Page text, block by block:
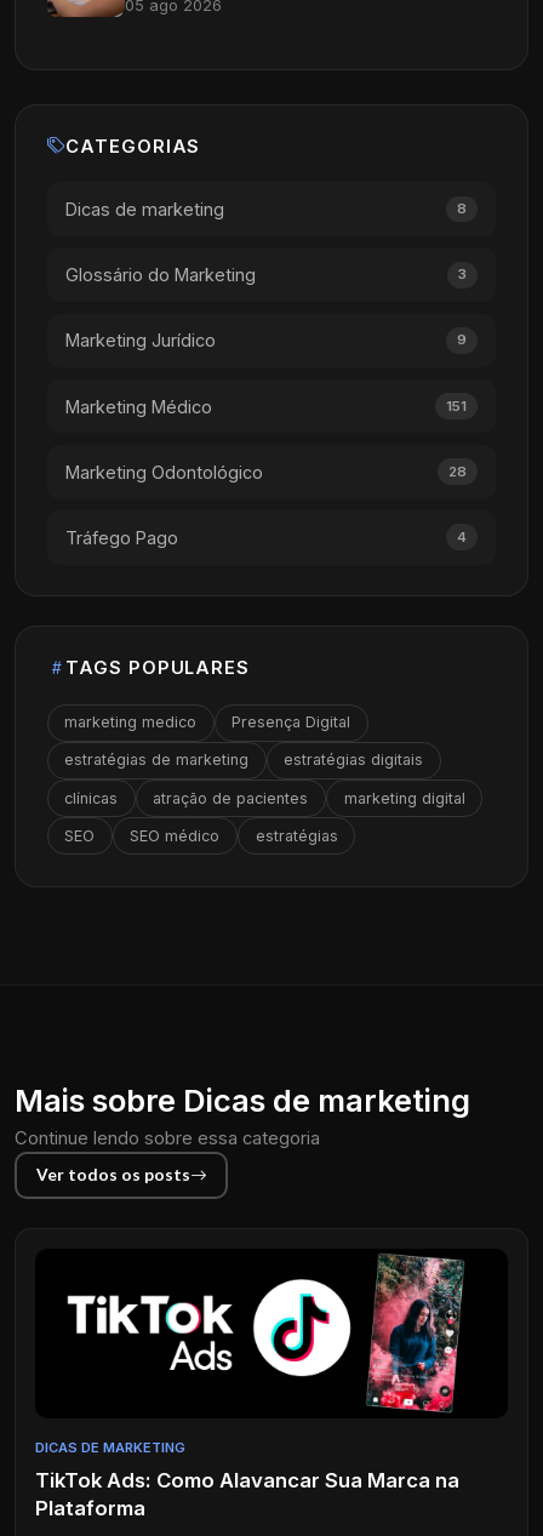
05 ago 2026
CATEGORIAS
Dicas de marketing 8
Glossário do Marketing 3
Marketing Jurídico 9
Marketing Médico 151
Marketing Odontológico 28
Tráfego Pago 4
TAGS POPULARES
marketing medico Presença Digital
estratégias de marketing estratégias digitais
clínicas atração de pacientes marketing digital
SEO SEO médico estratégias
Mais sobre Dicas de marketing
Continue lendo sobre essa categoria
Ver todos os posts
DICAS DE MARKETING
TikTok Ads: Como Alavancar Sua Marca na
Plataforma